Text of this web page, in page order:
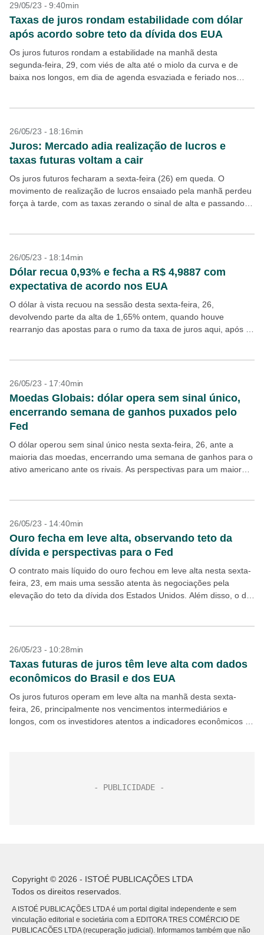
29/05/23 - 9:40min
Taxas de juros rondam estabilidade com dólar
após acordo sobre teto da dívida dos EUA
Os juros futuros rondam a estabilidade na manhã desta
segunda-feira, 29, com viés de alta até o miolo da curva e de
baixa nos longos, em dia de agenda esvaziada e feriado nos
26/05/23 - 18:16min
Juros: Mercado adia realização de lucros e
taxas futuras voltam a cair
Os juros futuros fecharam a sexta-feira (26) em queda. O
movimento de realização de lucros ensaiado pela manhã perdeu
força à tarde, com as taxas zerando o sinal de alta e passando a
26/05/23 - 18:14min
Dólar recua 0,93% e fecha a R$ 4,9887 com
expectativa de acordo nos EUA
O dólar à vista recuou na sessão desta sexta-feira, 26,
devolvendo parte da alta de 1,65% ontem, quando houve
rearranjo das apostas para o rumo da taxa de juros aqui, após o
26/05/23 - 17:40min
Moedas Globais: dólar opera sem sinal único,
encerrando semana de ganhos puxados pelo
Fed
O dólar operou sem sinal único nesta sexta-feira, 26, ante a
maioria das moedas, encerrando uma semana de ganhos para o
ativo americano ante os rivais. As perspectivas para um maior
26/05/23 - 14:40min
Ouro fecha em leve alta, observando teto da
dívida e perspectivas para o Fed
O contrato mais líquido do ouro fechou em leve alta nesta sexta-
feira, 23, em mais uma sessão atenta às negociações pela
elevação do teto da dívida dos Estados Unidos. Além disso, o dia
26/05/23 - 10:28min
Taxas futuras de juros têm leve alta com dados
econômicos do Brasil e dos EUA
Os juros futuros operam em leve alta na manhã desta sexta-
feira, 26, principalmente nos vencimentos intermediários e
longos, com os investidores atentos a indicadores econômicos e
Copyright © 2026 - ISTOÉ PUBLICAÇÕES LTDA
Todos os direitos reservados.
A ISTOÉ PUBLICAÇÕES LTDA é um portal digital independente e sem
vinculação editorial e societária com a EDITORA TRES COMÉRCIO DE
PUBLICACÕES LTDA (recuperação judicial). Informamos também que não